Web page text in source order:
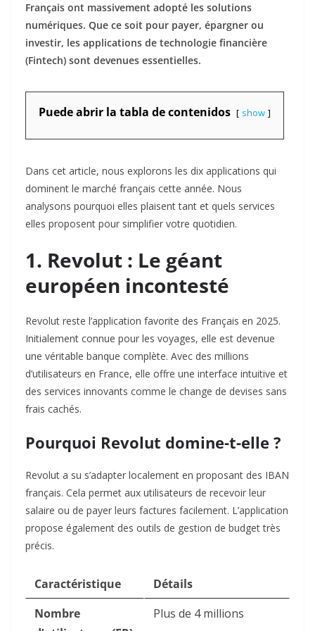
Français ont massivement adopté les solutions
numériques. Que ce soit pour payer, épargner ou
investir, les applications de technologie financière
(Fintech) sont devenues essentielles.
Puede abrir la tabla de contenidos show
Dans cet article, nous explorons les dix applications qui
dominent le marché français cette année. Nous
analysons pourquoi elles plaisent tant et quels services
elles proposent pour simplifier votre quotidien.
1. Revolut : Le géant
européen incontesté
Revolut reste l’application favorite des Français en 2025.
Initialement connue pour les voyages, elle est devenue
une véritable banque complète. Avec des millions
d’utilisateurs en France, elle offre une interface intuitive et
des services innovants comme le change de devises sans
frais cachés.
Pourquoi Revolut domine-t-elle ?
Revolut a su s’adapter localement en proposant des IBAN
français. Cela permet aux utilisateurs de recevoir leur
salaire ou de payer leurs factures facilement. L’application
propose également des outils de gestion de budget très
précis.
Caractéristique
Détails
Nombre
Plus de 4 millions